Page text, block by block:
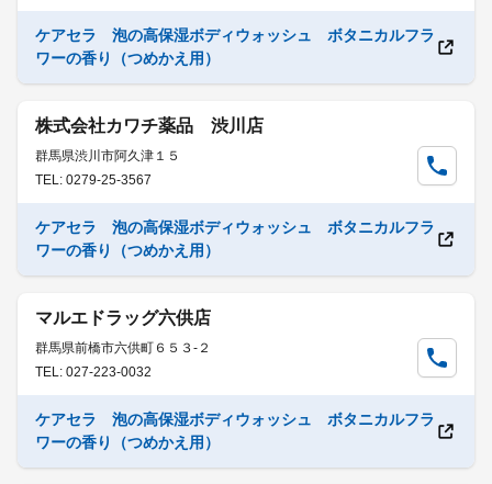
ケアセラ 泡の高保湿ボディウォッシュ ボタニカルフラ
ワーの香り（つめかえ用）
株式会社カワチ薬品 渋川店
群馬県渋川市阿久津１５
TEL: 0279-25-3567
ケアセラ 泡の高保湿ボディウォッシュ ボタニカルフラ
ワーの香り（つめかえ用）
マルエドラッグ六供店
群馬県前橋市六供町６５３-２
TEL: 027-223-0032
ケアセラ 泡の高保湿ボディウォッシュ ボタニカルフラ
ワーの香り（つめかえ用）